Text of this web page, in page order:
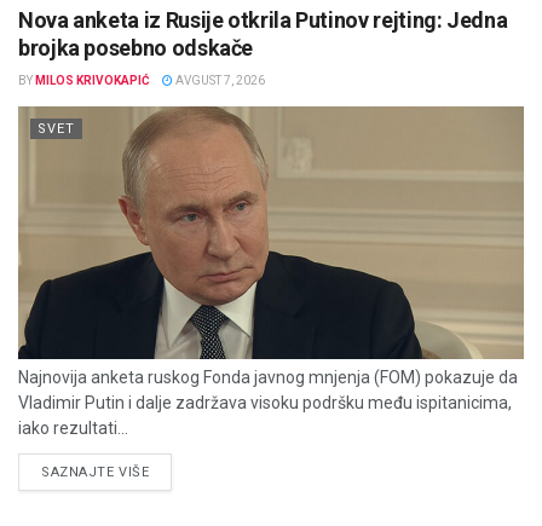
Nova anketa iz Rusije otkrila Putinov rejting: Jedna
brojka posebno odskače
BY MILOS KRIVOKAPIĆ AVGUST 7, 2026
SVET
Najnovija anketa ruskog Fonda javnog mnjenja (FOM) pokazuje da
Vladimir Putin i dalje zadržava visoku podršku među ispitanicima,
iako rezultati...
SAZNAJTE VIŠEDETAILS